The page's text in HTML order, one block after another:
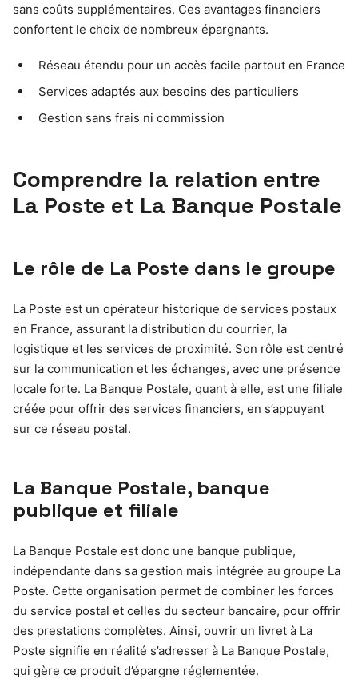
sans coûts supplémentaires. Ces avantages financiers
confortent le choix de nombreux épargnants.
Réseau étendu pour un accès facile partout en France
Services adaptés aux besoins des particuliers
Gestion sans frais ni commission
Comprendre la relation entre
La Poste et La Banque Postale
Le rôle de La Poste dans le groupe
La Poste est un opérateur historique de services postaux
en France, assurant la distribution du courrier, la
logistique et les services de proximité. Son rôle est centré
sur la communication et les échanges, avec une présence
locale forte. La Banque Postale, quant à elle, est une filiale
créée pour offrir des services financiers, en s’appuyant
sur ce réseau postal.
La Banque Postale, banque
publique et filiale
La Banque Postale est donc une banque publique,
indépendante dans sa gestion mais intégrée au groupe La
Poste. Cette organisation permet de combiner les forces
du service postal et celles du secteur bancaire, pour offrir
des prestations complètes. Ainsi, ouvrir un livret à La
Poste signifie en réalité s’adresser à La Banque Postale,
qui gère ce produit d’épargne réglementée.